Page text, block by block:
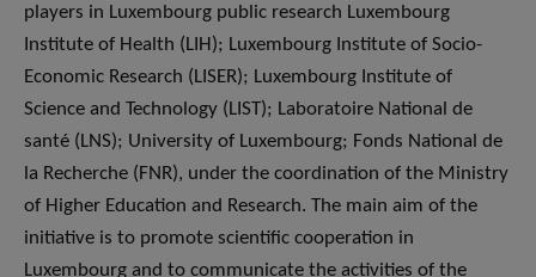
players in Luxembourg public research Luxembourg
Institute of Health (LIH); Luxembourg Institute of Socio-
Economic Research (LISER); Luxembourg Institute of
Science and Technology (LIST); Laboratoire National de
santé (LNS); University of Luxembourg; Fonds National de
la Recherche (FNR), under the coordination of the Ministry
of Higher Education and Research. The main aim of the
initiative is to promote scientific cooperation in
Luxembourg and to communicate the activities of the